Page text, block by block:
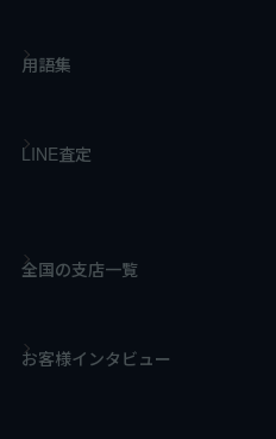
用語集
LINE査定
全国の支店一覧
お客様インタビュー